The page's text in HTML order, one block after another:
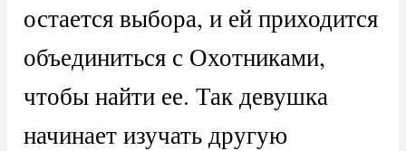
остается выбора, и ей приходится
объединиться с Охотниками,
чтобы найти ее. Так девушка
начинает изучать другую